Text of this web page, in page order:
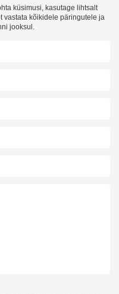
küsimusi, kasutage lihtsalt
vastata kõikidele päringutele ja
jooksul.